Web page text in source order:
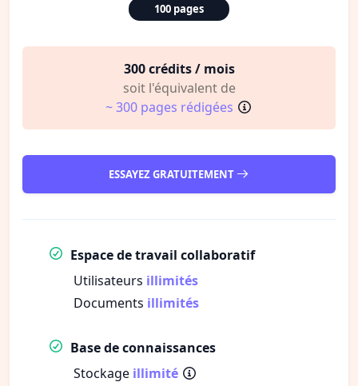
100 pages
300 crédits / mois
soit l'équivalent de
~ 300 pages rédigées
ESSAYEZ GRATUITEMENT
Espace de travail collaboratif
Utilisateurs illimités
Documents illimités
Base de connaissances
Stockage illimité